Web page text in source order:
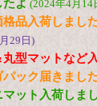
よ (2024年4月14
品入荷しまし
29日)
型マットなど
ック届きまし
ット入荷しま